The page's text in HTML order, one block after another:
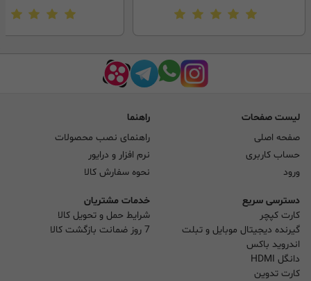
لیست صفحات
صفحه اصلی
حساب کاربری
ورود
راهنما
راهنمای نصب محصولات
نرم افزار و درایور
نحوه سفارش کالا
دسترسی سریع
کارت کپچر
گیرنده دیجیتال موبایل و تبلت
اندروید باکس
دانگل HDMI
کارت تدوین
خدمات مشتریان
شرایط حمل و تحویل کالا
7 روز ضمانت بازگشت کالا